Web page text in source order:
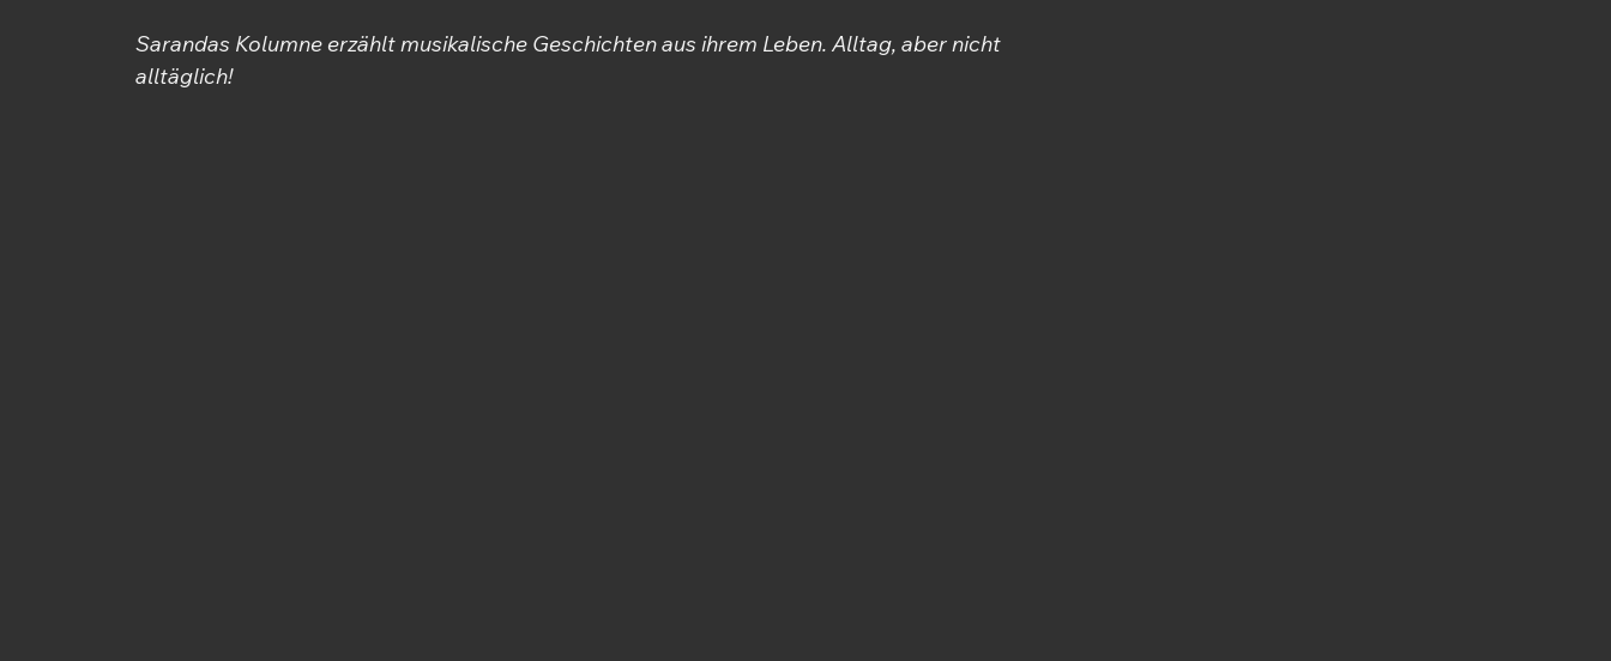
Sarandas Kolumne erzählt musikalische Geschichten aus ihrem Leben. Alltag, aber nicht
alltäglich!